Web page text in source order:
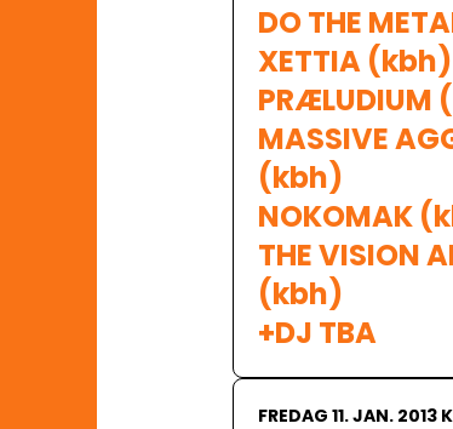
DO THE
XETTIA (kbh)
PRÆLUDIUM
MASSIVE
(kbh)
NOKOMAK
THE VISION
(kbh)
+DJ TBA
FREDAG 11. JAN. 2013